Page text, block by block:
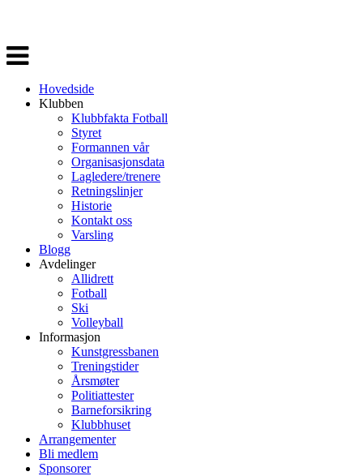
Veksle
navigasjon
Hovedside
Klubben
Klubbfakta Fotball
Styret
Formannen vår
Organisasjonsdata
Lagledere/trenere
Retningslinjer
Historie
Kontakt oss
Varsling
Blogg
Avdelinger
Allidrett
Fotball
Ski
Volleyball
Informasjon
Kunstgressbanen
Treningstider
Årsmøter
Politiattester
Barneforsikring
Klubbhuset
Arrangementer
Bli medlem
Sponsorer